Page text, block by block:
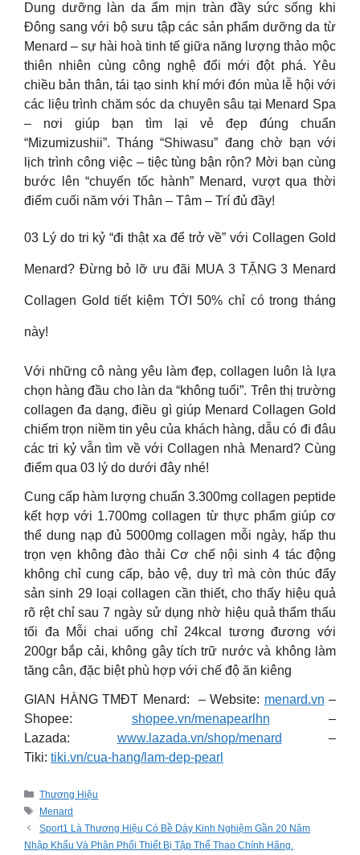
Dung dưỡng làn da ẩm mịn tràn đầy sức sống khi
Đông sang với bộ sưu tập các sản phẩm dưỡng da từ
Menard – sự hài hoà tinh tế giữa năng lượng thảo mộc
thiên nhiên cùng công nghệ đổi mới đột phá. Yêu
chiều bản thân, tái tạo sinh khí mới đón mùa lễ hội với
các liệu trình chăm sóc da chuyên sâu tại Menard Spa
– nơi giúp bạn tìm lại vẻ đẹp đúng chuẩn
“Mizumizushii”. Tháng “Shiwasu” đang chờ bạn với
lịch trình công việc – tiệc tùng bận rộn? Mời bạn cùng
bước lên “chuyến tốc hành” Menard, vượt qua thời
điểm cuối năm với Thân – Tâm – Trí đủ đầy!
03 Lý do tri kỷ “đi thật xa để trở về” với Collagen Gold
Menard? Đừng bỏ lỡ ưu đãi MUA 3 TẶNG 3 Menard
Collagen Gold tiết kiệm TỚI 50% chỉ có trong tháng
này!
Với những cô nàng yêu làm đẹp, collagen luôn là lựa
chọn hàng đầu cho làn da “không tuổi”. Trên thị trường
collagen đa dạng, điều gì giúp Menard Collagen Gold
chiếm trọn niềm tin yêu của khách hàng, dẫu có đi đâu
các tri kỷ vẫn tìm về với Collagen nhà Menard? Cùng
điểm qua 03 lý do dưới đây nhé!
Cung cấp hàm lượng chuẩn 3.300mg collagen peptide
kết hợp với 1.700mg collagen từ thực phẩm giúp cơ
thể dung nạp đủ 5000mg collagen mỗi ngày, hấp thu
trọn vẹn không đào thải Cơ chế nội sinh 4 tác động
không chỉ cung cấp, bảo vệ, duy trì mà còn thúc đẩy
sản sinh 29 loại collagen cần thiết, cho thấy hiệu quả
rõ rệt chỉ sau 7 ngày sử dụng nhờ hiệu quả thẩm thấu
tối đa Mỗi chai uống chỉ 24kcal tương đương với
200gr bắp cải, không gây tích trữ nước và không làm
tăng cân, đặc biệt phù hợp với chế độ ăn kiêng
GIAN HÀNG TMĐT Menard: – Website: menard.vn –
Shopee: shopee.vn/menapearlhn –
Lazada: www.lazada.vn/shop/menard –
Tiki: tiki.vn/cua-hang/lam-dep-pearl
Categories
Thương Hiệu
Tags
Menard
Sport1 Là Thương Hiệu Có Bề Dày Kinh Nghiệm Gần 20 Năm
Nhập Khẩu Và Phân Phối Thiết Bị Tập Thể Thao Chính Hãng.